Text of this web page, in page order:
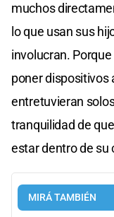
muchos
lo que usan sus
involucran.
poner dispositivos
entretuvieran
tranquilidad de
estar dentro de su
MIRÁ TAMBIÉN